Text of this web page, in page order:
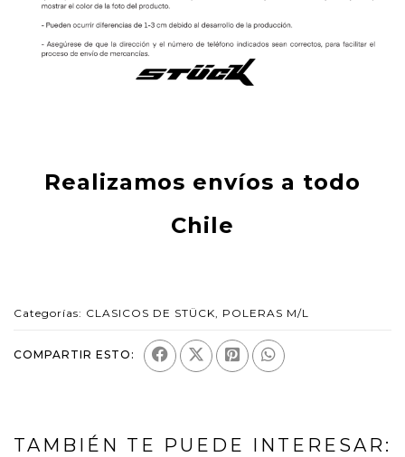
Realizamos envíos a todo
Chile
Categorías: CLASICOS DE STÜCK, POLERAS M/L
COMPARTIR ESTO:
TAMBIÉN TE PUEDE INTERESAR: